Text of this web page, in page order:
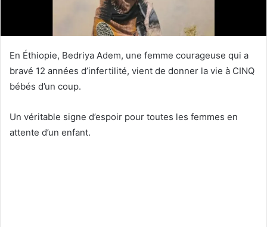
En Éthiopie, Bedriya Adem, une femme courageuse qui a
bravé 12 années d’infertilité, vient de donner la vie à CINQ
bébés d’un coup.
Un véritable signe d’espoir pour toutes les femmes en
attente d’un enfant.